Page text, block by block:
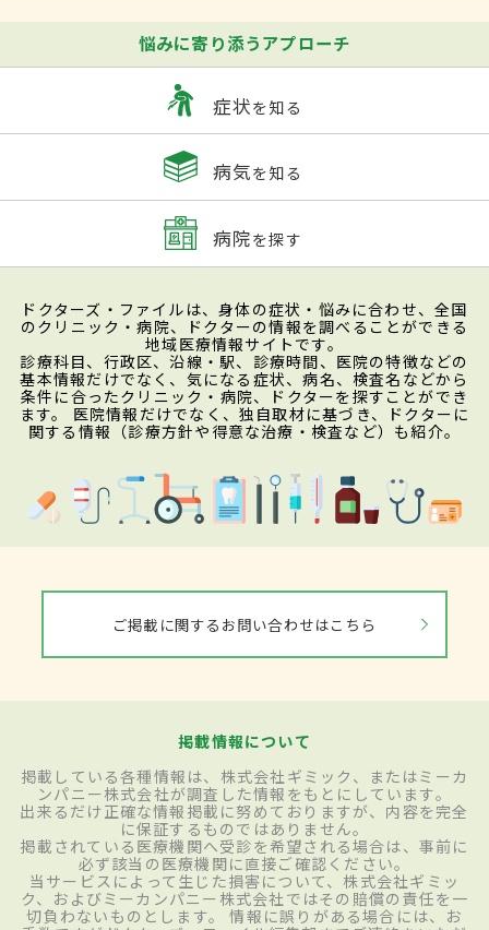
悩みに寄り添うアプローチ
症状を知る
病気を知る
病院を探す
ドクターズ・ファイルは、身体の症状・悩みに合わせ、全国
のクリニック・病院、ドクターの情報を調べることができる
地域医療情報サイトです。
診療科目、行政区、沿線・駅、診療時間、医院の特徴などの
基本情報だけでなく、気になる症状、病名、検査名などから
条件に合ったクリニック・病院、ドクターを探すことができ
ます。 医院情報だけでなく、独自取材に基づき、ドクターに
関する情報（診療方針や得意な治療・検査など）も紹介。
ご掲載に関するお問い合わせはこちら
掲載情報について
掲載している各種情報は、株式会社ギミック、またはミーカ
ンパニー株式会社が調査した情報をもとにしています。
出来るだけ正確な情報掲載に努めておりますが、内容を完全
に保証するものではありません。
掲載されている医療機関へ受診を希望される場合は、事前に
必ず該当の医療機関に直接ご確認ください。
当サービスによって生じた損害について、株式会社ギミッ
ク、およびミーカンパニー株式会社ではその賠償の責任を一
切負わないものとします。 情報に誤りがある場合には、お